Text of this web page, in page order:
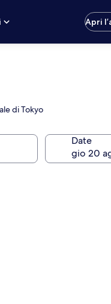
Apri
di Tokyo
Date